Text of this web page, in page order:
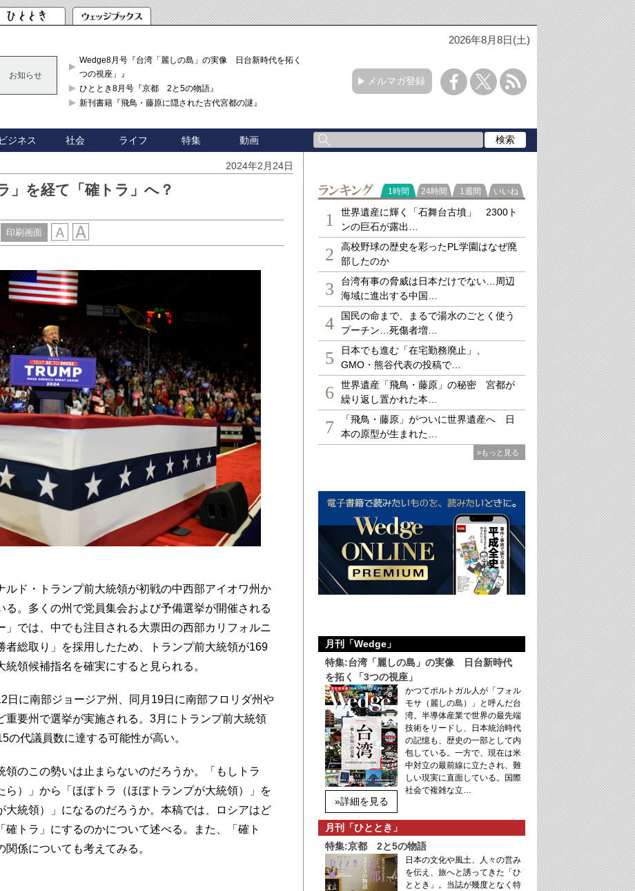
2026年8月8日(土)
お知らせ
Wedge8月号『台湾「麗しの島」の実像 日台新時代を拓く「3
つの視座」』
ひととき8月号『京都 2と5の物語』
新刊書籍『飛鳥・藤原に隠された古代宮都の謎』
メルマガ登録
ビジネス 社会 ライフ 特集 動画
2024年2月24日
」を経て「確トラ」へ？
印刷画面
ド・トランプ前大統領が初戦の中西部アイオワ州か
る。多くの州で党員集会および予備選挙が開催される
」では、中でも注目される大票田の西部カリフォルニ
者総取り」を採用したため、トランプ前大統領が169
領候補指名を確実にすると見られる。
に南部ジョージア州、同月19日に南部フロリダ州や
重要州で選挙が実施される。3月にトランプ前大統領
の代議員数に達する可能性が高い。
のこの勢いは止まらないのだろうか。「もしトラ
ら）」から「ほぼトラ（ほぼトランプが大統領）」を
大統領）」になるのだろうか。本稿では、ロシアはど
トラ」にするのかについて述べる。また、「確ト
係についても考えてみる。
ランキング
1時間 24時間 1週間 いいね
1
世界遺産に輝く「石舞台古墳」 2300ト
ンの巨石が露出…
2
高校野球の歴史を彩ったPL学園はなぜ廃
部したのか
3
台湾有事の脅威は日本だけでない…周辺
海域に進出する中国…
4
国民の命まで、まるで湯水のごとく使う
プーチン…死傷者増…
5
日本でも進む「在宅勤務廃止」、
GMO・熊谷代表の投稿で…
6
世界遺産「飛鳥・藤原」の秘密 宮都が
繰り返し置かれた本…
7
「飛鳥・藤原」がついに世界遺産へ 日
本の原型が生まれた…
»もっと見る
月刊「Wedge」
特集:台湾「麗しの島」の実像 日台新時代
を拓く「3つの視座」
»詳細を見る
かつてポルトガル人が「フォル
モサ（麗しの島）」と呼んだ台
湾。半導体産業で世界の最先端
技術をリードし、日本統治時代
の記憶も、歴史の一部として内
包している。一方で、現在は米
中対立の最前線に立たされ、難
しい現実に直面している。国際
社会で複雑な立…
月刊「ひととき」
特集:京都 2と5の物語
日本の文化や風土、人々の営み
を伝え、旅へと誘ってきた「ひ
ととき」。当誌が幾度となく特